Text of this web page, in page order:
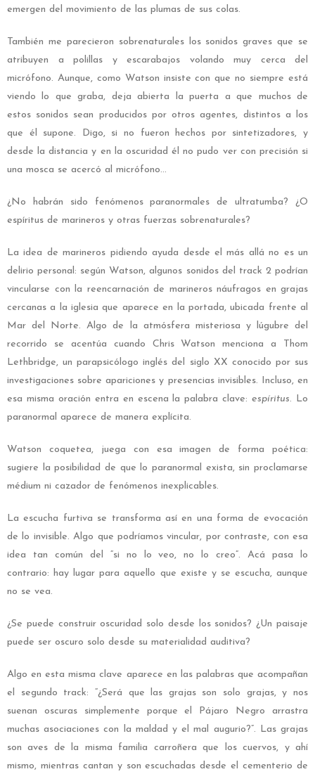
emergen del movimiento de las plumas de sus colas.
También me parecieron sobrenaturales los sonidos graves que se
atribuyen a polillas y escarabajos volando muy cerca del
micrófono. Aunque, como Watson insiste con que no siempre está
viendo lo que graba, deja abierta la puerta a que muchos de
estos sonidos sean producidos por otros agentes, distintos a los
que él supone. Digo, si no fueron hechos por sintetizadores, y
desde la distancia y en la oscuridad él no pudo ver con precisión si
una mosca se acercó al micrófono…
¿No habrán sido fenómenos paranormales de ultratumba? ¿O
espíritus de marineros y otras fuerzas sobrenaturales?
La idea de marineros pidiendo ayuda desde el más allá no es un
delirio personal: según Watson, algunos sonidos del track 2 podrían
vincularse con la reencarnación de marineros náufragos en grajas
cercanas a la iglesia que aparece en la portada, ubicada frente al
Mar del Norte. Algo de la atmósfera misteriosa y lúgubre del
recorrido se acentúa cuando Chris Watson menciona a Thom
Lethbridge, un parapsicólogo inglés del siglo XX conocido por sus
investigaciones sobre apariciones y presencias invisibles. Incluso, en
esa misma oración entra en escena la palabra clave:espíritus. Lo
paranormal aparece de manera explícita.
Watson coquetea, juega con esa imagen de forma poética:
sugiere la posibilidad de que lo paranormal exista, sin proclamarse
médium ni cazador de fenómenos inexplicables.
La escucha furtiva se transforma así en una forma de evocación
de lo invisible. Algo que podríamos vincular, por contraste, con esa
idea tan común del “si no lo veo, no lo creo”. Acá pasa lo
contrario: hay lugar para aquello que existe y se escucha, aunque
no se vea.
¿Se puede construir oscuridad solo desde los sonidos? ¿Un paisaje
puede ser oscuro solo desde su materialidad auditiva?
Algo en esta misma clave aparece en las palabras que acompañan
el segundo track: “¿Será que las grajas son solo grajas, y nos
suenan oscuras simplemente porque el Pájaro Negro arrastra
muchas asociaciones con la maldad y el mal augurio?”. Las grajas
son aves de la misma familia carroñera que los cuervos, y ahí
mismo, mientras cantan y son escuchadas desde el cementerio de